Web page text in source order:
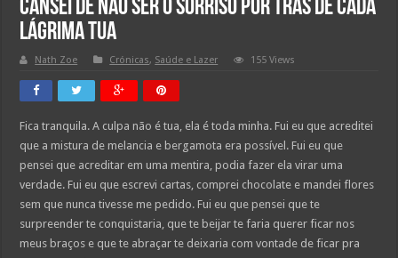
Cansei de não ser o sorriso por trás de cada
lágrima tua
Nath Zoe Crónicas, Saúde e Lazer 155 Views
Fica tranquila. A culpa não é tua, ela é toda minha. Fui eu que acreditei
que a mistura de melancia e bergamota era possível. Fui eu que
pensei que acreditar em uma mentira, podia fazer ela virar uma
verdade. Fui eu que escrevi cartas, comprei chocolate e mandei flores
sem que nunca tivesse me pedido. Fui eu que pensei que te
surpreender te conquistaria, que te beijar te faria querer ficar nos
meus braços e que te abraçar te deixaria com vontade de ficar pra